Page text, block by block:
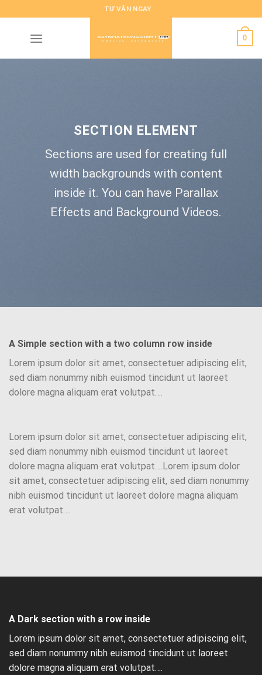
to
content
TƯ VẤN NGAY
0
SECTION ELEMENT
Sections are used for creating full
width backgrounds with content
inside it. You can have Parallax
Effects and Background Videos.
A Simple section with a two column row inside
Lorem ipsum dolor sit amet, consectetuer adipiscing elit,
sed diam nonummy nibh euismod tincidunt ut laoreet
dolore magna aliquam erat volutpat….
Lorem ipsum dolor sit amet, consectetuer adipiscing elit,
sed diam nonummy nibh euismod tincidunt ut laoreet
dolore magna aliquam erat volutpat….Lorem ipsum dolor
sit amet, consectetuer adipiscing elit, sed diam nonummy
nibh euismod tincidunt ut laoreet dolore magna aliquam
erat volutpat….
A Dark section with a row inside
Lorem ipsum dolor sit amet, consectetuer adipiscing elit,
sed diam nonummy nibh euismod tincidunt ut laoreet
dolore magna aliquam erat volutpat….